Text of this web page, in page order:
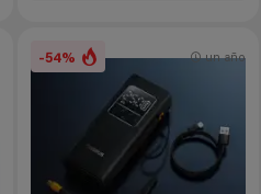
-54% un año